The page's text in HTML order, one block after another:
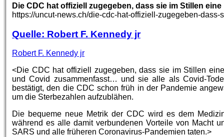
Die CDC hat offiziell zugegeben, dass sie im Stillen
https://uncut-news.ch/die-cdc-hat-offiziell-zugegeben-
Quelle: Robert F. Kennedy jr
Robert F. Kennedy jr
<Die CDC hat offiziell zugegeben, dass sie im Stillen
und Covid zusammenfasst… und sie alle als Covid-
bestätigt, den die CDC schon früh in der Pandemie
um die Sterbezahlen aufzublähen.
Die bequeme neue Metrik der CDC wird es dem
während es alle damit verbundenen Vorteile von Macht
SARS und alle früheren Coronavirus-Pandemien taten.>